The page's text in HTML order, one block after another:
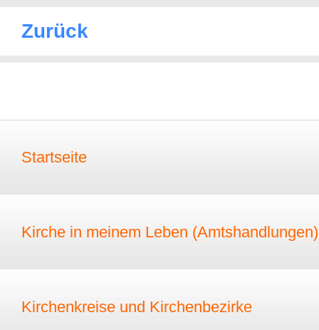
Zurück
Startseite
Kirche in meinem Leben (Amtshandlungen)
Kirchenkreise und Kirchenbezirke